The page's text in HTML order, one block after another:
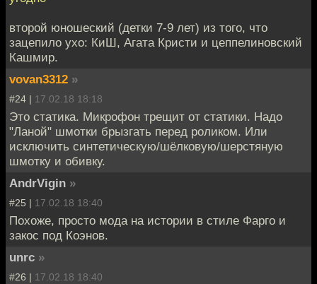
второй юношеский (детки 7-9 лет) из того, что
зацепило ухо: КиШ, Агата Кристи и цеппелиновский
Кашмир.
vovan3312 »
#24 | 17.02.18 18:18
Это статика. Микрофон трещит от статики. Надо
"Ланой" шмотки брызгать перед роликом. Или
исключить синтетическую/шёлковую/шерстяную
шмотку и обивку.
AndrVigin »
#25 | 17.02.18 18:40
Похоже, просто мода на истории в стиле Фарго и
закос под Коэнов.
unrc »
#26 | 17.02.18 18:40